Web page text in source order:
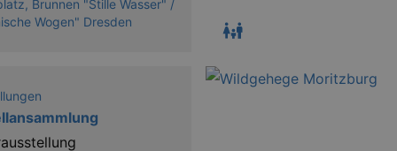
Brunnen "Stille Wasser" /
Wogen" Dresden